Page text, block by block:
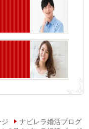
ジ
ナビレラ婚活ブログ